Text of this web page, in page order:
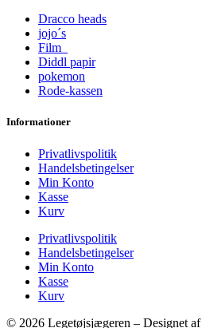
Dracco heads
jojo´s
Film
Diddl papir
pokemon
Rode-kassen
Informationer
Privatlivspolitik
Handelsbetingelser
Min Konto
Kasse
Kurv
Privatlivspolitik
Handelsbetingelser
Min Konto
Kasse
Kurv
© 2026 Legetøjsjægeren – Designet af